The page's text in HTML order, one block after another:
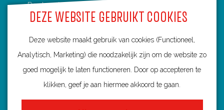
DEZE WEBSITE GEBRUIKT COOKIES
Deze website maakt gebruik van cookies (Functioneel,
Analytisch, Marketing) die noodzakelijk zijn om de website zo
goed mogelijk te laten functioneren. Door op accepteren te
klikken, geef je aan hiermee akkoord te gaan.
Routenetwerken in Utrecht
Toeristische Overstappunten (TOP's)
Ontdek Utrecht
Fietsroutes per gemeente